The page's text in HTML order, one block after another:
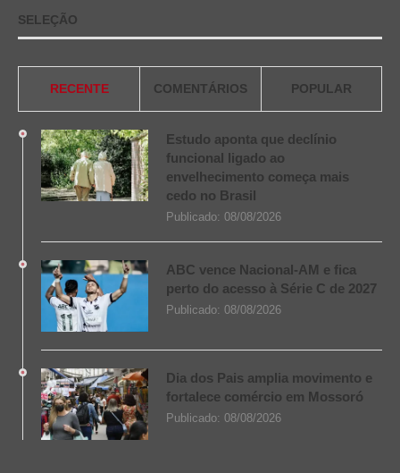
SELEÇÃO
RECENTE COMENTÁRIOS POPULAR
Estudo aponta que declínio
funcional ligado ao
envelhecimento começa mais
cedo no Brasil
Publicado: 08/08/2026
ABC vence Nacional-AM e fica
perto do acesso à Série C de 2027
Publicado: 08/08/2026
Dia dos Pais amplia movimento e
fortalece comércio em Mossoró
Publicado: 08/08/2026